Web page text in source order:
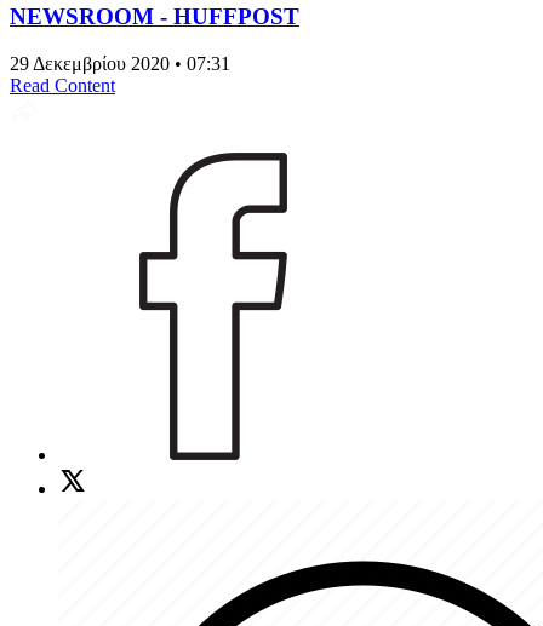
NEWSROOM - HUFFPOST
29 Δεκεμβρίου 2020 • 07:31
Read Content